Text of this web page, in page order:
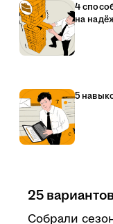
4
на
5
25
Собрали